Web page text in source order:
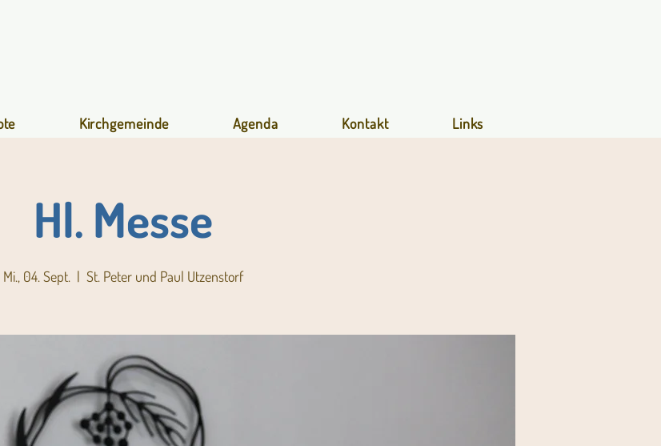
Kirchgemeinde Agenda Kontakt Links
Hl. Messe
Mi., 04. Sept.
  |
St. Peter und Paul Utzenstorf